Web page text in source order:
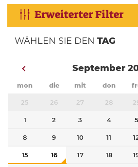
Erweiterter Filter
WÄHLEN SIE DEN TAG
September
mon die mit don
25 26 27 28
1 2 3 4 5
8 9 10 11
15 16 17 18